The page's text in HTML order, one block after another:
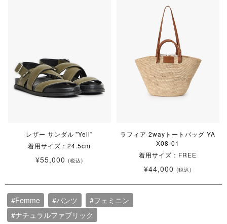
レザー サンダル "Yeli"
着用サイズ：24.5cm
¥55,000 (税込)
ラフィア 2wayトートバッグ YA
X08-01
着用サイズ：FREE
¥44,000 (税込)
#Femme #パンツ
#フェミニン
#ナチュラルファブリック